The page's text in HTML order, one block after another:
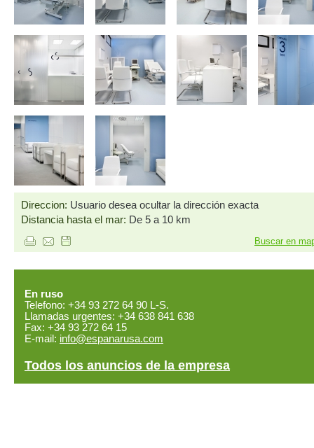
Direccion: Usuario desea ocultar la dirección exacta
Distancia hasta el mar: De 5 a 10 km
Buscar en
En ruso
Telefono: +34 93 272 64 90 L-S.
Llamadas urgentes: +34 638 841 638
Fax: +34 93 272 64 15
E-mail: info@espanarusa.com
Todos los anuncios de la empresa